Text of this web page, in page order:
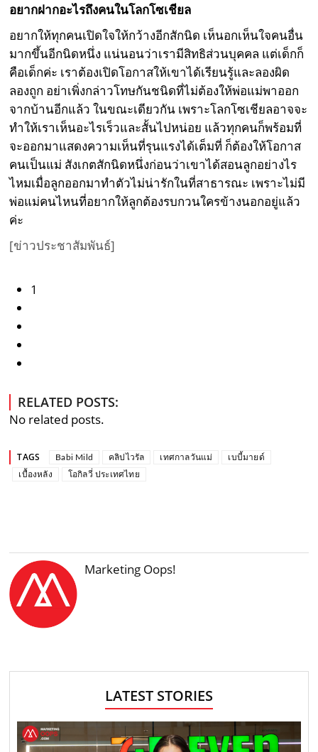
อยากฝากอะไรถึงคนในโลกโซเชียล
อยากให้ทุกคนเปิดใจให้กว้างอีกสักนิด เห็นอกเห็นใจคนอื่น
มากขึ้นอีกนิดหนึ่ง แน่นอนว่าเรามีสิทธิส่วนบุคคล แต่เด็กก็
คือเด็กค่ะ เราต้องเปิดโอกาสให้เขาได้เรียนรู้และลองผิด
ลองถูก อย่าเพิ่งกล่าวโทษกันชนิดที่ไม่ต้องให้พ่อแม่พาออก
จากบ้านอีกแล้ว ในขณะเดียวกัน เพราะโลกโซเชียลอาจจะ
ทำให้เราเห็นอะไรเร็วและสั้นไปหน่อย แล้วทุกคนก็พร้อมที่
จะออกมาแสดงความเห็นที่รุนแรงได้เต็มที่ ก็ต้องให้โอกาส
คนเป็นแม่ สังเกตสักนิดหนึ่งก่อนว่าเขาได้สอนลูกอย่างไร
ไหมเมื่อลูกออกมาทำตัวไม่น่ารักในที่สาธารณะ เพราะไม่มี
พ่อแม่คนไหนที่อยากให้ลูกต้องรบกวนใครข้างนอกอยู่แล้ว
ค่ะ
[ข่าวประชาสัมพันธ์]
1
RELATED POSTS:
No related posts.
TAGS Babi Mild คลิปไวรัล เทศกาลวันแม่
เบบี้มายด์
เบื้องหลัง
โอกิลวี่ ประเทศไทย
Marketing Oops!
LATEST STORIES